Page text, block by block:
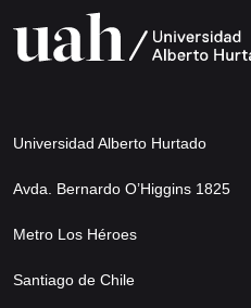
Universidad Alberto Hurtado
Avda. Bernardo O’Higgins 1825
Metro Los Héroes
Santiago de Chile